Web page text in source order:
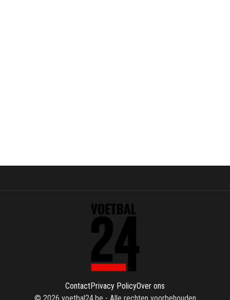
ContactPrivacy PolicyOver ons